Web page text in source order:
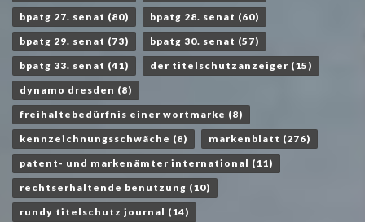
bpatg 27. senat (80) bpatg 28. senat (60)
bpatg 29. senat (73) bpatg 30. senat (57)
bpatg 33. senat (41) der titelschutzanzeiger (15)
dynamo dresden (8)
freihaltebedürfnis einer wortmarke (8)
kennzeichnungsschwäche (8) markenblatt (276)
patent- und markenämter international (11)
rechtserhaltende benutzung (10)
rundy titelschutz journal (14)